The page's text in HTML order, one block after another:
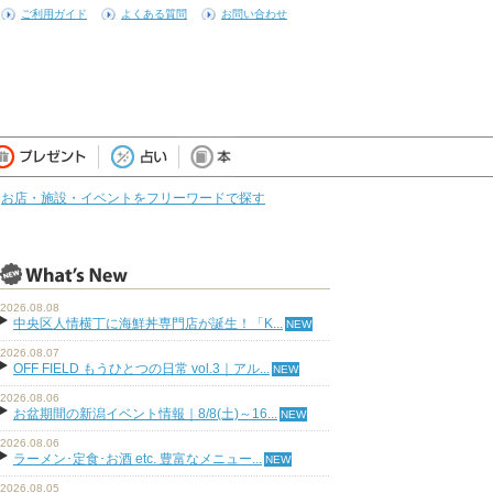
ご利用ガイド よくある質問 お問い合わせ
お店・施設・イベントをフリーワードで探す
2026.08.08
中央区人情横丁に海鮮丼専門店が誕生！「K...
2026.08.07
OFF FIELD もうひとつの日常 vol.3｜アル...
2026.08.06
お盆期間の新潟イベント情報｜8/8(土)～16...
2026.08.06
ラーメン･定食･お酒 etc. 豊富なメニュー...
2026.08.05